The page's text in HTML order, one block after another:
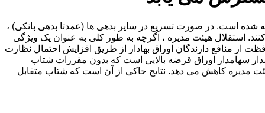
شده است. در صورت تسریع در سایر بدهی ها (عمدتا بدهی بانکی) ،
استقلال هیئت مدیره ، اگرچه به طور کلی به عنوان یک ویژگی
از منافع دارندگان اوراق بهادار از طریق افزایش احتمال نظارت
سهامدار اوراق قرضه بالایی است که بدون مقررات شتاب
مدیره کاهش می دهد. نتایج حاکی از آن است که شتاب متقابل